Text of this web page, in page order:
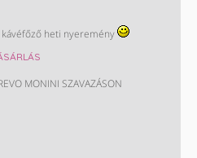
heti nyeremény
MONINI SZAVAZÁSON